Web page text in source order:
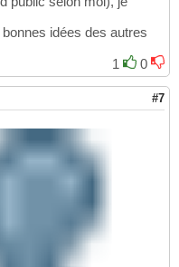
idées des autres
1
0
#7